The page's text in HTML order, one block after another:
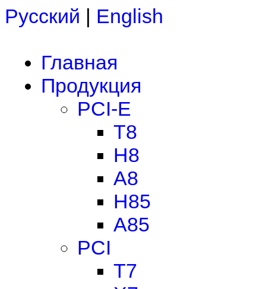
Русский | English
Главная
Продукция
PCI-E
T8
H8
A8
H85
A85
PCI
T7